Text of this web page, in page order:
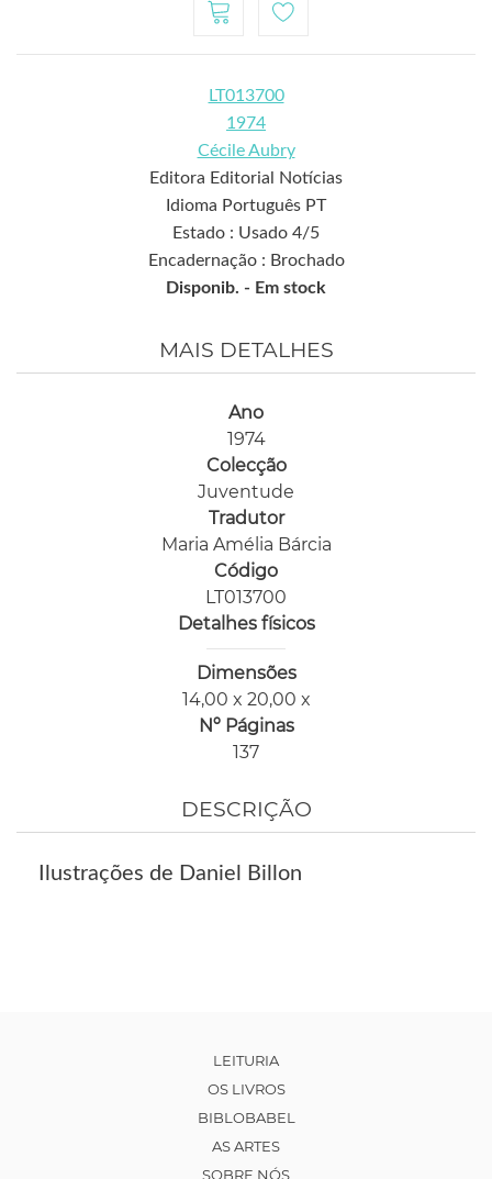
LT013700
1974
Cécile Aubry
Editora Editorial Notícias
Idioma Português PT
Estado : Usado 4/5
Encadernação : Brochado
Disponib. - Em stock
MAIS DETALHES
Ano
1974
Colecção
Juventude
Tradutor
Maria Amélia Bárcia
Código
LT013700
Detalhes físicos
Dimensões
14,00 x 20,00 x
Nº Páginas
137
DESCRIÇÃO
Ilustrações de Daniel Billon
LEITURIA
OS LIVROS
BIBLOBABEL
AS ARTES
SOBRE NÓS